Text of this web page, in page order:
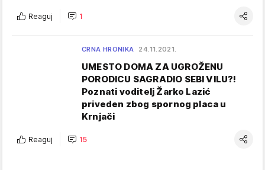
Reaguj 1
CRNA HRONIKA 24.11.2021.
UMESTO DOMA ZA UGROŽENU
PORODICU SAGRADIO SEBI VILU?!
Poznati voditelj Žarko Lazić
priveden zbog spornog placa u
Krnjači
Reaguj 15